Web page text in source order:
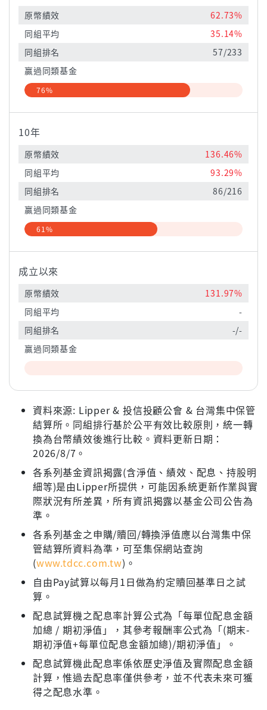
原幣績效
62.73%
同組平均
35.14%
同組排名
57/233
贏過同類基金
76%
10年
原幣績效
136.46%
同組平均
93.29%
同組排名
86/216
贏過同類基金
61%
成立以來
原幣績效
131.97%
同組平均
-
同組排名
-/-
贏過同類基金
資料來源: Lipper & 投信投顧公會 & 台灣集中保管
結算所。同組排行基於公平有效比較原則，統一轉
換為台幣績效後進行比較。資料更新日期：
2026/8/7。
各系列基金資訊揭露(含淨值、績效、配息、持股明
細等)是由Lipper所提供，可能因系統更新作業與實
際狀況有所差異，所有資訊揭露以基金公司公告為
準。
各系列基金之申購/贖回/轉換淨值應以台灣集中保
管結算所資料為準，可至集保網站查詢
(www.tdcc.com.tw)。
自由Pay試算以每月1日做為約定贖回基準日之試
算。
配息試算機之配息率計算公式為「每單位配息金額
加總 / 期初淨值」，其參考報酬率公式為「(期末-
期初淨值+每單位配息金額加總)/期初淨值」。
配息試算機此配息率係依歷史淨值及實際配息金額
計算，惟過去配息率僅供參考，並不代表未來可獲
得之配息水準。